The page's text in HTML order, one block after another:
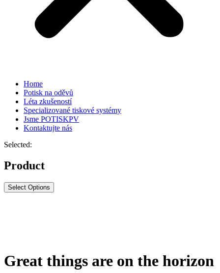
Home
Potisk na oděvů
Léta zkušeností
Specializované tiskové systémy
Jsme POTISKPV
Kontaktujte nás
Selected:
Product
Select Options
Great things are on the horizon